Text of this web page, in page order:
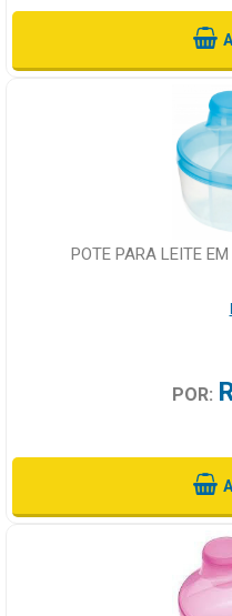
POTE PARA LEITE
POR: